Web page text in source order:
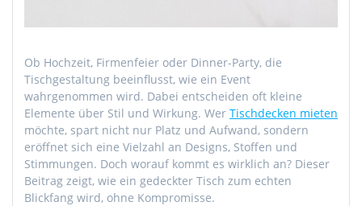
Ob Hochzeit, Firmenfeier oder Dinner-Party, die
Tischgestaltung beeinflusst, wie ein Event
wahrgenommen wird. Dabei entscheiden oft kleine
Elemente über Stil und Wirkung. Wer Tischdecken mieten
möchte, spart nicht nur Platz und Aufwand, sondern
eröffnet sich eine Vielzahl an Designs, Stoffen und
Stimmungen. Doch worauf kommt es wirklich an? Dieser
Beitrag zeigt, wie ein gedeckter Tisch zum echten
Blickfang wird, ohne Kompromisse.